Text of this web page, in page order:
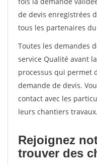
de devis enregistrées
tous les partenaires
Toutes les demandes
service Qualité avant
processus qui permet
demande de devis.
contact avec les
leurs chantiers travaux.
Rejoignez
trouver des